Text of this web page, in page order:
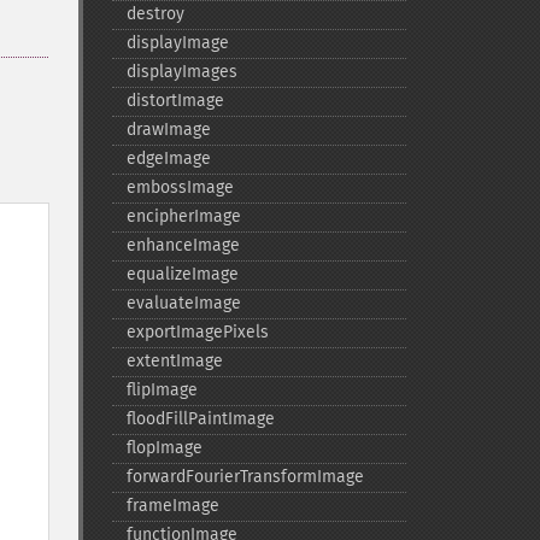
destroy
displayImage
displayImages
distortImage
drawImage
edgeImage
embossImage
encipherImage
enhanceImage
equalizeImage
evaluateImage
exportImagePixels
extentImage
flipImage
floodFillPaintImage
flopImage
forwardFourierTransformImage
frameImage
functionImage